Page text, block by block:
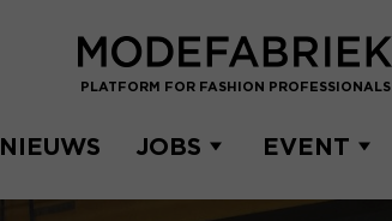
PLATFORM FOR FASHION PROFESSIONALS
NIEUWS JOBS EVENT